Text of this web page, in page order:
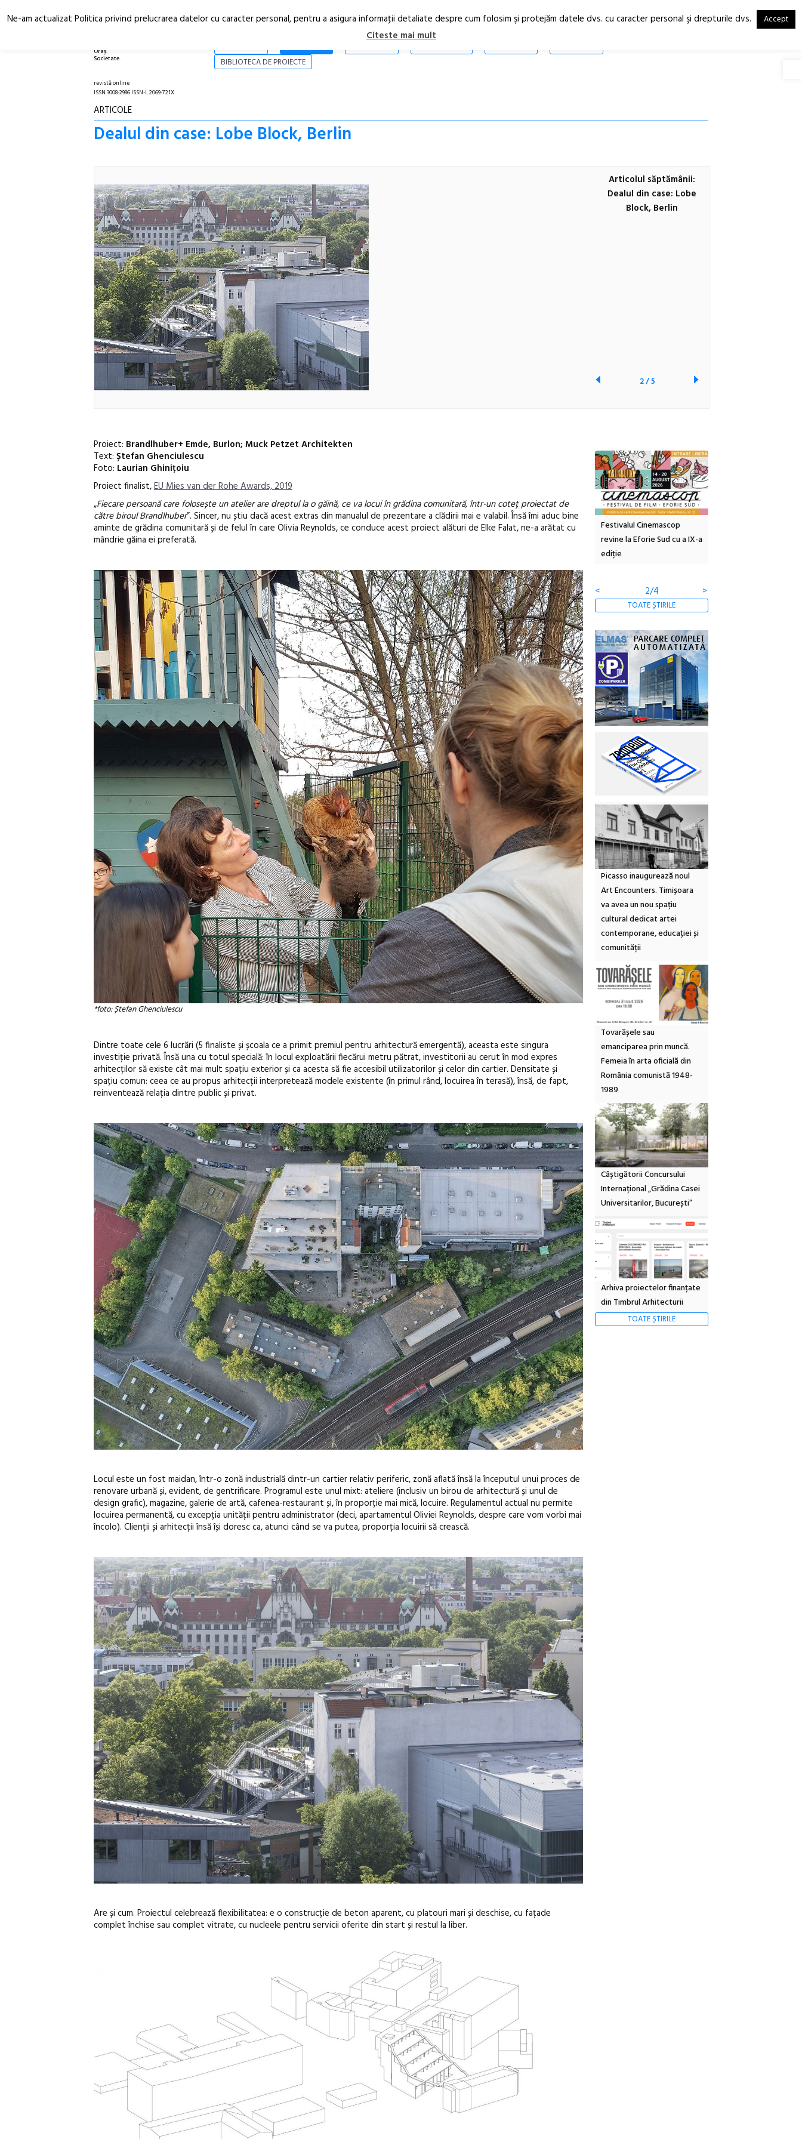
Oraș.
Societate.
RO
EN
ARTICOLE
BIBLIOTECA DE PROIECTE
revistă online
ISSN 3008-2986 ISSN-L 2069-721X
ARTICOLE
Dealul din case: Lobe Block, Berlin
Articolul săptămânii:
Dealul din case: Lobe
Block, Berlin
2/5
Proiect: Brandlhuber+ Emde, Burlon; Muck Petzet Architekten
Text: Ștefan Ghenciulescu
Foto: Laurian Ghinițoiu
Proiect finalist,EU Mies van der Rohe Awards, 2019
„Fiecare persoană care folosește un atelier are dreptul la o găină, ce va locui în grădina comunitară, într-un coteț proiectat de
către biroul Brandlhuber”. Sincer, nu știu dacă acest extras din manualul de prezentare a clădirii mai e valabil. Însă îmi aduc bine
aminte de grădina comunitară și de felul în care Olivia Reynolds, ce conduce acest proiect alături de Elke Falat, ne-a arătat cu
mândrie găina ei preferată.
*foto: Ștefan Ghenciulescu
Dintre toate cele 6 lucrări (5 finaliste și școala ce a primit premiul pentru arhitectură emergentă), aceasta este singura
investiție privată. Însă una cu totul specială: în locul exploatării fiecărui metru pătrat, investitorii au cerut în mod expres
arhitecților să existe cât mai mult spațiu exterior și ca acesta să fie accesibil utilizatorilor și celor din cartier. Densitate și
spațiu comun: ceea ce au propus arhitecții interpretează modele existente (în primul rând, locuirea în terasă), însă, de fapt,
reinventează relația dintre public și privat.
Locul este un fost maidan, într-o zonă industrială dintr-un cartier relativ periferic, zonă aflată însă la începutul unui proces de
renovare urbană și, evident, de gentrificare. Programul este unul mixt: ateliere (inclusiv un birou de arhitectură și unul de
design grafic), magazine, galerie de artă, cafenea-restaurant și, în proporție mai mică, locuire. Regulamentul actual nu permite
locuirea permanentă, cu excepția unității pentru administrator (deci, apartamentul Oliviei Reynolds, despre care vom vorbi mai
încolo). Clienții și arhitecții însă își doresc ca, atunci când se va putea, proporția locuirii să crească.
Are și cum. Proiectul celebrează flexibilitatea: e o construcție de beton aparent, cu platouri mari și deschise, cu fațade
complet închise sau complet vitrate, cu nucleele pentru servicii oferite din start și restul la liber.
Festivalul Cinemascop
Sleeping Beauties la Borsec:
dulceață de amintiri la
borcan, o cameră obscură și
<
3/4 >
TOATE ȘTIRILE
Picasso inaugurează noul
Art Encounters. Timișoara
va avea un nou spațiu
cultural dedicat artei
contemporane, educației și
comunității
Tovarășele sau
emanciparea prin muncă.
Femeia în arta oficială din
România comunistă 1948-
1989
Câștigătorii Concursului
Internațional „Grădina Casei
Universitarilor, București”
Arhiva proiectelor finanțate
din Timbrul Arhitecturii
TOATE ȘTIRILE
Ne-am actualizat Politica privind prelucrarea datelor cu caracter personal, pentru a asigura informaţii detaliate despre cum folosim şi protejăm datele dvs. cu caracter personal şi drepturile dvs. Accept
Citeste mai mult